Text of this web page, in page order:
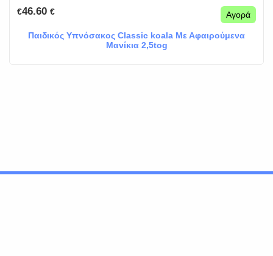
€46.60 € Αγορά
Παιδικός Υπνόσακος Classic koala Με Αφαιρούμενα
Μανίκια 2,5tog